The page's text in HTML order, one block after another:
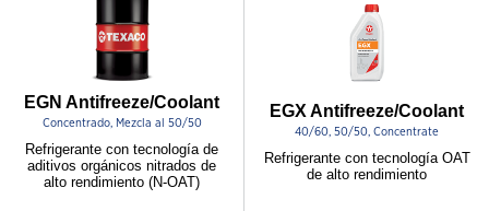
EGN Antifreeze/Coolant
Concentrado, Mezcla al 50/50
Refrigerante con tecnología de
aditivos orgánicos nitrados de
alto rendimiento (N-OAT)
EGX Antifreeze/Coolant
40/60, 50/50, Concentrate
Refrigerante con tecnología OAT
de alto rendimiento